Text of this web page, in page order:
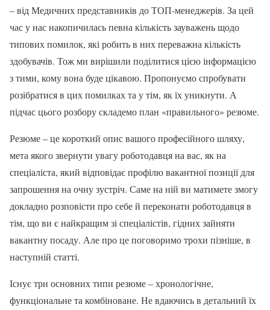
– від Медичних представників до ТОП-менеджерів. За цей
час у нас накопичилась певна кількість зауважень щодо
типових помилок, які робить в них переважна кількість
здобувачів. Тож ми вирішили поділитися цією інформацією
з тими, кому вона буде цікавою. Пропонуємо спробувати
розібратися в цих помилках та у тім, як їх уникнути. А
підчас цього розбору складемо план «правильного» резюме.
Резюме – це короткий опис вашого професійного шляху,
мета якого звернути увагу роботодавця на вас, як на
спеціаліста, який відповідає профілю вакантної позиції для
запрошення на очну зустріч. Саме на ній ви матимете змогу
докладно розповісти про себе й переконати роботодавця в
тім, що ви є найкращим зі спеціалістів, гідних зайняти
вакантну посаду. Але про це поговоримо трохи пізніше, в
наступній статті.
Існує три основних типи резюме – хронологічне,
функціональне та комбіноване. Не вдаючись в детальний їх